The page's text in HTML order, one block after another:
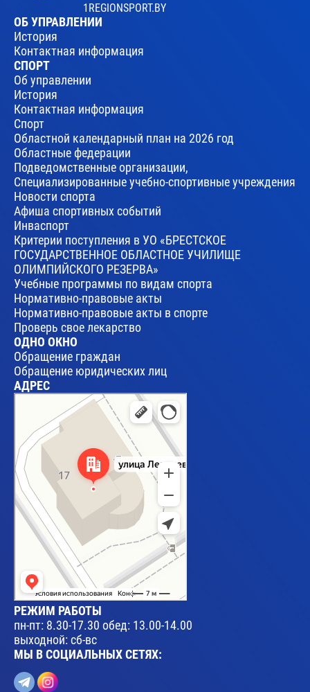
1REGIONSPORT.BY
ОБ УПРАВЛЕНИИ
История
Контактная информация
СПОРТ
Об управлении
История
Контактная информация
Спорт
Областной календарный план на 2026 год
Областные федерации
Подведомственные организации,
Специализированные учебно-спортивные учреждения
Новости спорта
Афиша спортивных событий
Инваспорт
Критерии поступления в УО «БРЕСТСКОЕ
ГОСУДАРСТВЕННОЕ ОБЛАСТНОЕ УЧИЛИЩЕ
ОЛИМПИЙСКОГО РЕЗЕРВА»
Учебные программы по видам спорта
Нормативно-правовые акты
Нормативно-правовые акты в спорте
Проверь свое лекарство
ОДНО ОКНО
Обращение граждан
Обращение юридических лиц
АДРЕС
Брест
Улица Леваневского, 17 — Яндекс Карты
РЕЖИМ РАБОТЫ
пн-пт: 8.30-17.30 обед: 13.00-14.00
выходной: сб-вс
МЫ В СОЦИАЛЬНЫХ СЕТЯХ: